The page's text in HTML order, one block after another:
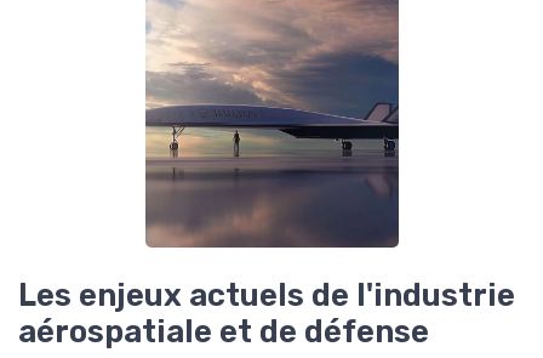
Les enjeux actuels de l'industrie
aérospatiale et de défense